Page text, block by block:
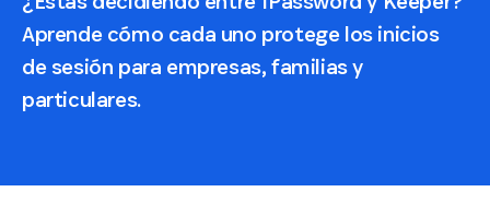
Aprende cómo cada uno protege los inicios
de sesión para empresas, familias y
particulares.